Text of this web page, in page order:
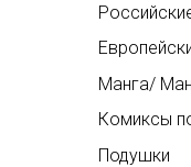
Манга/
Комиксы
Подушки